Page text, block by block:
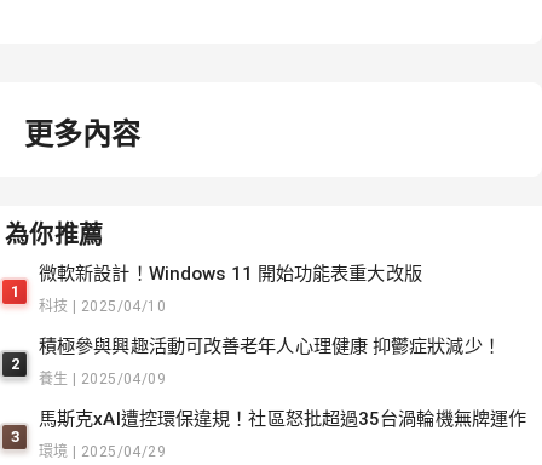
更多內容
為你推薦
1
微軟新設計！Windows 11 開始功能表重大改版
科技 | 2025/04/10
2
積極參與興趣活動可改善老年人心理健康 抑鬱症狀減少！
養生 | 2025/04/09
3
馬斯克xAI遭控環保違規！社區怒批超過35台渦輪機無牌運作
環境 | 2025/04/29